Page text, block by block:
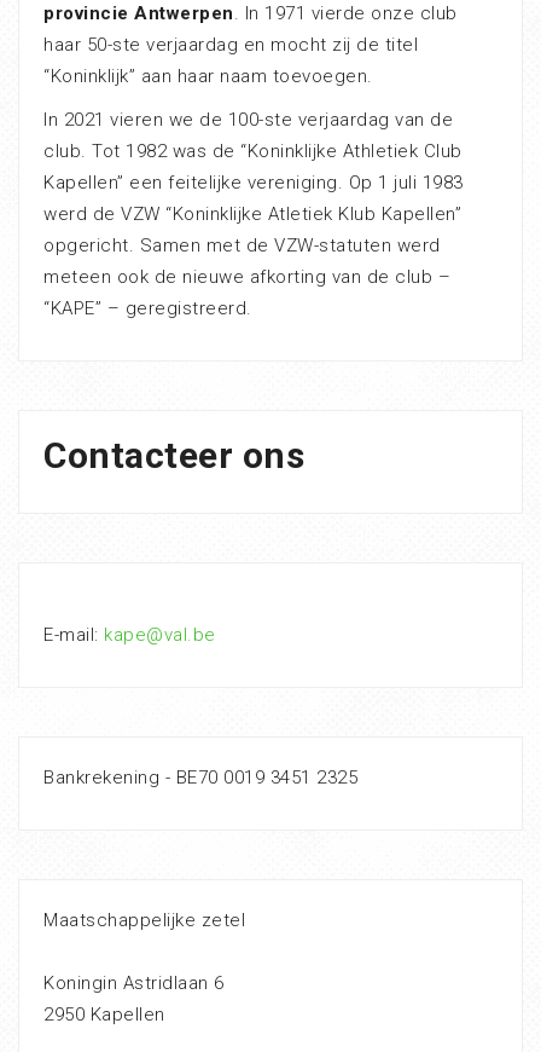
provincie Antwerpen. In 1971 vierde onze club
haar 50-ste verjaardag en mocht zij de titel
“Koninklijk” aan haar naam toevoegen.
In 2021 vieren we de 100-ste verjaardag van de
club. Tot 1982 was de “Koninklijke Athletiek Club
Kapellen” een feitelijke vereniging. Op 1 juli 1983
werd de VZW “Koninklijke Atletiek Klub Kapellen”
opgericht. Samen met de VZW-statuten werd
meteen ook de nieuwe afkorting van de club –
“KAPE” – geregistreerd.
Contacteer ons
E-mail: kape@val.be
Bankrekening - BE70 0019 3451 2325
Maatschappelijke zetel
Koningin Astridlaan 6
2950 Kapellen